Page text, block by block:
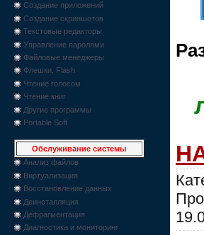
Создание приложений
Создание скриншотов
Текстовые редакторы
Управление паролями
Файловые менеджеры
Флешки, Flash
Чтение голосом
Чтение книг
Другие программы
Portable Soft
Обслуживание системы
Анализ файлов
Виртуализация
Восстановление данных
Деинсталляция
Дефрагментация
Диагностика и мониторинг